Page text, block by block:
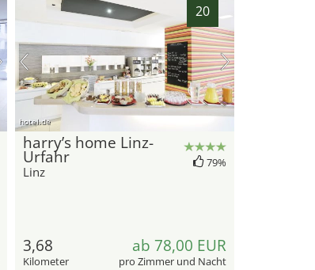
20
hotel.de
harry’s home Linz-
Urfahr
Linz
79%
3,68
Kilometer
ab 78,00 EUR
pro Zimmer und Nacht